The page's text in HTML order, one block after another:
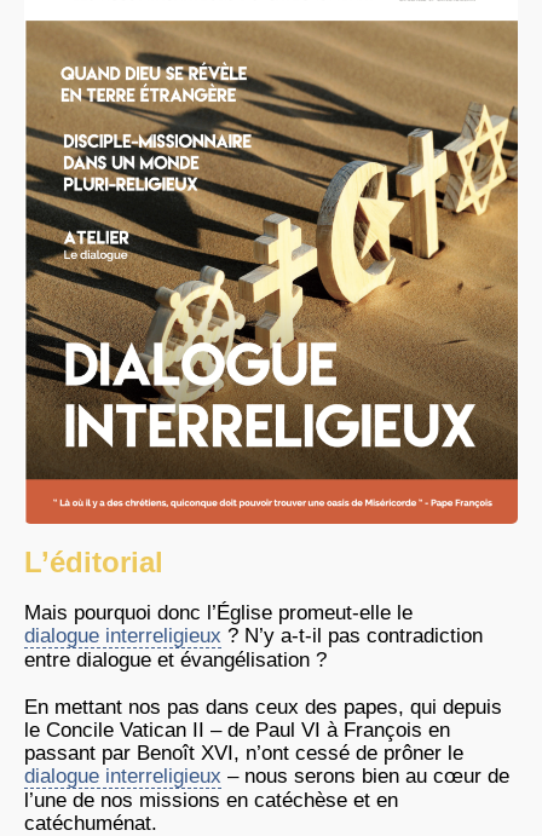
L’éditorial
Mais pourquoi donc l’Église promeut-elle le
dialogue interreligieux ? N’y a-t-il pas contradiction
entre dialogue et évangélisation ?
En mettant nos pas dans ceux des papes, qui depuis
le Concile Vatican II – de Paul VI à François en
passant par Benoît XVI, n’ont cessé de prôner le
dialogue interreligieux – nous serons bien au cœur de
l’une de nos missions en catéchèse et en
catéchuménat.